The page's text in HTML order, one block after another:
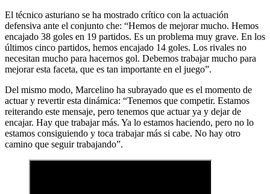
El técnico asturiano se ha mostrado crítico con la actuación
defensiva ante el conjunto che: “Hemos de mejorar mucho. Hemos
encajado 38 goles en 19 partidos. Es un problema muy grave. En los
últimos cinco partidos, hemos encajado 14 goles. Los rivales no
necesitan mucho para hacernos gol. Debemos trabajar mucho para
mejorar esta faceta, que es tan importante en el juego”.
Del mismo modo, Marcelino ha subrayado que es el momento de
actuar y revertir esta dinámica: “Tenemos que competir. Estamos
reiterando este mensaje, pero tenemos que actuar ya y dejar de
encajar. Hay que trabajar más. Ya lo estamos haciendo, pero no lo
estamos consiguiendo y toca trabajar más si cabe. No hay otro
camino que seguir trabajando”.